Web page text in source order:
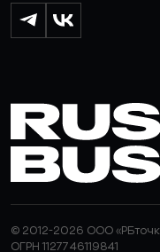
© 2012-2026 ООО
ОГРН 1127746119841